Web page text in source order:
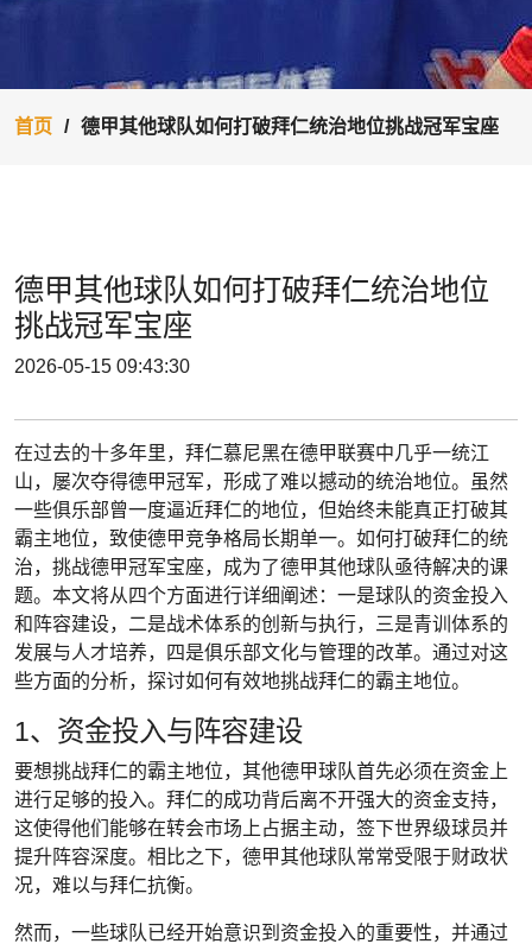
首页 德甲其他球队如何打破拜仁统治地位挑战冠军宝座
德甲其他球队如何打破拜仁统治地位
挑战冠军宝座
2026-05-15 09:43:30
在过去的十多年里，拜仁慕尼黑在德甲联赛中几乎一统江
山，屡次夺得德甲冠军，形成了难以撼动的统治地位。虽然
一些俱乐部曾一度逼近拜仁的地位，但始终未能真正打破其
霸主地位，致使德甲竞争格局长期单一。如何打破拜仁的统
治，挑战德甲冠军宝座，成为了德甲其他球队亟待解决的课
题。本文将从四个方面进行详细阐述：一是球队的资金投入
和阵容建设，二是战术体系的创新与执行，三是青训体系的
发展与人才培养，四是俱乐部文化与管理的改革。通过对这
些方面的分析，探讨如何有效地挑战拜仁的霸主地位。
1、资金投入与阵容建设
要想挑战拜仁的霸主地位，其他德甲球队首先必须在资金上
进行足够的投入。拜仁的成功背后离不开强大的资金支持，
这使得他们能够在转会市场上占据主动，签下世界级球员并
提升阵容深度。相比之下，德甲其他球队常常受限于财政状
况，难以与拜仁抗衡。
然而，一些球队已经开始意识到资金投入的重要性，并通过